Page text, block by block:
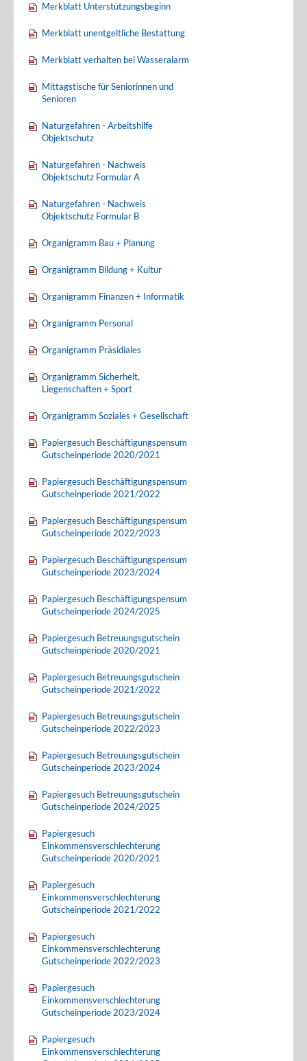
Merkblatt Unterstützungsbeginn
Merkblatt unentgeltliche Bestattung
Merkblatt verhalten bei Wasseralarm
Mittagstische für Seniorinnen und
Senioren
Naturgefahren - Arbeitshilfe
Objektschutz
Naturgefahren - Nachweis
Objektschutz Formular A
Naturgefahren - Nachweis
Objektschutz Formular B
Organigramm Bau + Planung
Organigramm Bildung + Kultur
Organigramm Finanzen + Informatik
Organigramm Personal
Organigramm Präsidiales
Organigramm Sicherheit,
Liegenschaften + Sport
Organigramm Soziales + Gesellschaft
Papiergesuch Beschäftigungspensum
Gutscheinperiode 2020/2021
Papiergesuch Beschäftigungspensum
Gutscheinperiode 2021/2022
Papiergesuch Beschäftigungspensum
Gutscheinperiode 2022/2023
Papiergesuch Beschäftigungspensum
Gutscheinperiode 2023/2024
Papiergesuch Beschäftigungspensum
Gutscheinperiode 2024/2025
Papiergesuch Betreuungsgutschein
Gutscheinperiode 2020/2021
Papiergesuch Betreuungsgutschein
Gutscheinperiode 2021/2022
Papiergesuch Betreuungsgutschein
Gutscheinperiode 2022/2023
Papiergesuch Betreuungsgutschein
Gutscheinperiode 2023/2024
Papiergesuch Betreuungsgutschein
Gutscheinperiode 2024/2025
Papiergesuch
Einkommensverschlechterung
Gutscheinperiode 2020/2021
Papiergesuch
Einkommensverschlechterung
Gutscheinperiode 2021/2022
Papiergesuch
Einkommensverschlechterung
Gutscheinperiode 2022/2023
Papiergesuch
Einkommensverschlechterung
Gutscheinperiode 2023/2024
Papiergesuch
Einkommensverschlechterung